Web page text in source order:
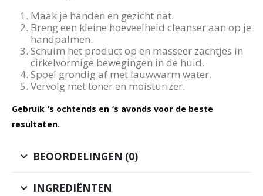
Maak je handen en gezicht nat.
Breng een kleine hoeveelheid cleanser aan op je
handpalmen.
Schuim het product op en masseer zachtjes in
cirkelvormige bewegingen in de huid.
Spoel grondig af met lauwwarm water.
Vervolg met toner en moisturizer.
Gebruik ‘s ochtends en ‘s avonds voor de beste
resultaten.
BEOORDELINGEN (0)
INGREDIËNTEN